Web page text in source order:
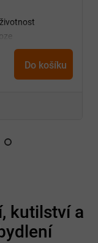
Do košíku
kutilství a